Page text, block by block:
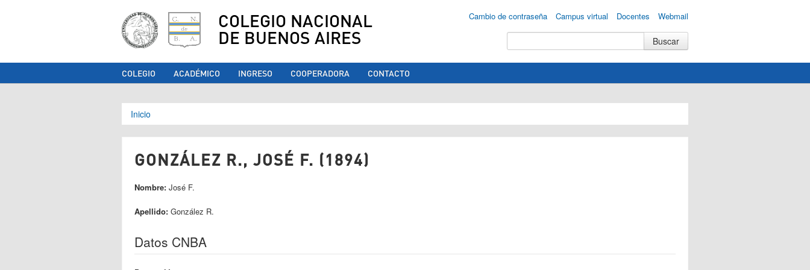
COLEGIO NACIONAL
DE BUENOS AIRES
Cambio de contraseña Campus virtual Docentes Webmail
COLEGIO ACADÉMICO INGRESO COOPERADORA CONTACTO
Se encuentra usted aquí
Inicio
GONZÁLEZ R., JOSÉ F. (1894)
Nombre: José F.
Apellido: González R.
Datos CNBA